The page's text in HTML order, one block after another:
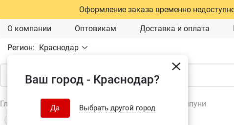
Оформление заказа временно
О компании Оптовикам Доставка и оплата
Регион: Краснодар
Ваш город - Краснодар?
Да Выбрать другой город
Главная Автохимия и уход за авто Автошампуни
(49)